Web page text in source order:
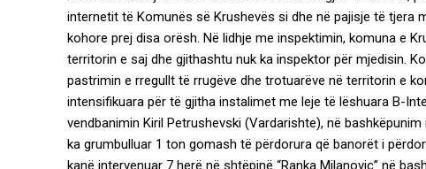
internetit të Komunës së Krushevës si dhe në pajisje të tjera
kohore prej disa orësh. Në lidhje me inspektimin, komuna e
territorin e saj dhe gjithashtu nuk ka inspektor për mjedisin.
pastrimin e rregullt të rrugëve dhe trotuarëve në territorin e
intensifikuara për të gjitha instalimet me leje të lëshuara B-
vendbanimin Kiril Petrushevski (Vardarishte), në
ka grumbulluar 1 ton gomash të përdorura që banorët i
kanë intervenuar 7 herë në shtëpinë “Ranka Milanoviç” në